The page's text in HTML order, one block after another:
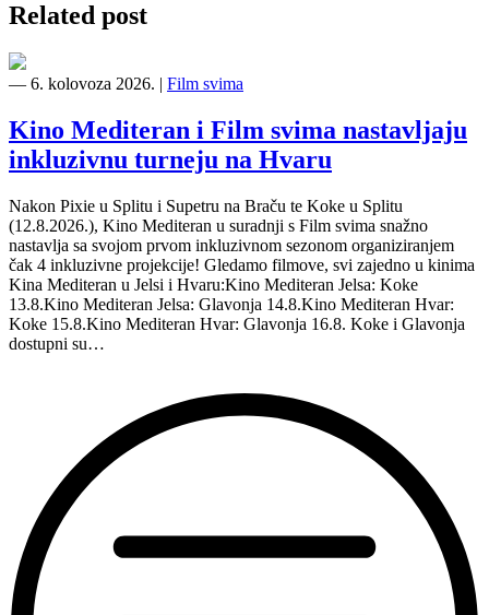
Related post
― 6. kolovoza 2026. | Film svima
Kino Mediteran i Film svima nastavljaju
inkluzivnu turneju na Hvaru
Nakon Pixie u Splitu i Supetru na Braču te Koke u Splitu
(12.8.2026.), Kino Mediteran u suradnji s Film svima snažno
nastavlja sa svojom prvom inkluzivnom sezonom organiziranjem
čak 4 inkluzivne projekcije! Gledamo filmove, svi zajedno u kinima
Kina Mediteran u Jelsi i Hvaru:Kino Mediteran Jelsa: Koke
13.8.Kino Mediteran Jelsa: Glavonja 14.8.Kino Mediteran Hvar:
Koke 15.8.Kino Mediteran Hvar: Glavonja 16.8. Koke i Glavonja
dostupni su…